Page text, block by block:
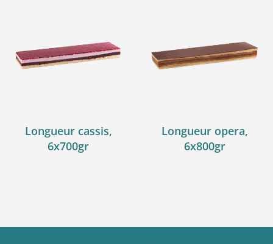
Longueur cassis,
6x700gr
Longueur opera,
6x800gr